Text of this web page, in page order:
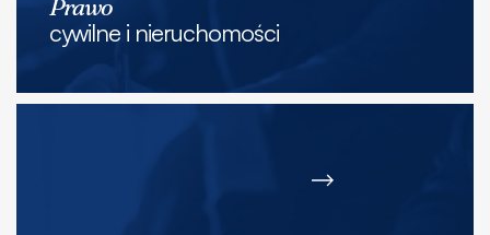
Prawo
cywilne i nieruchomości